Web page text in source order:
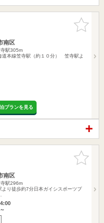
お気に入
りに追加
南区
駅305m
本線笠寺駅（約１０分） 笠寺駅よ
プランを見る
お気に入
りに追加
南区
駅296m
り徒歩約7分日本ガイシスポーツプ